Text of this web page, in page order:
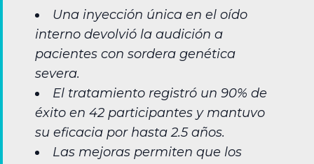
Una inyección única en el oído
interno devolvió la audición a
pacientes con sordera genética
severa.
El tratamiento registró un 90% de
éxito en 42 participantes y mantuvo
su eficacia por hasta 2.5 años.
Las mejoras permiten que los